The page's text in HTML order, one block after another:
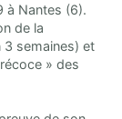
à Nantes (6).
de la
semaines) et
» des